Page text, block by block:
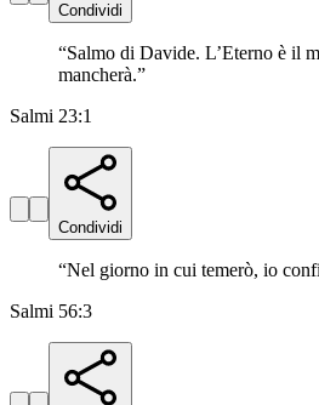
Condividi
“Salmo di Davide. L’Eterno è il
mancherà.”
Salmi 23:1
Condividi
“Nel giorno in cui temerò, io
Salmi 56:3